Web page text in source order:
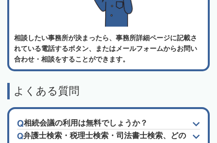
相談したい事務所が決まったら、事務所詳細ページに記載さ
れている電話するボタン、またはメールフォームからお問い
合わせ・相談をすることができます。
よくある質問
相続会議の利用は無料でしょうか？
弁護士検索・税理士検索・司法書士検索、どの